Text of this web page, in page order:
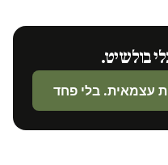
בולשיט.
עצמאית. בלי פחד